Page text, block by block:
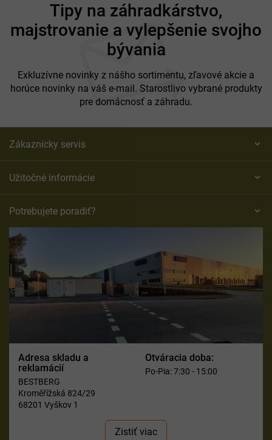
Tipy na záhradkárstvo,
majstrovanie a vylepšenie svojho
bývania
Exkluzívne novinky z nášho sortimentu, zľavové akcie a
horúce novinky na váš e-mail. Starostlivo vybrané produkty
pre domácnosť a záhradu.
Zákaznícky servis
Užitočné informácie
Potrebujete poradiť?
Adresa skladu a
reklamácií
BESTBERG
Kroměřížská 824/29
68201 Vyškov 1
Otváracia doba:
Po-Pia: 7:30 - 15:00
Zistiť viac